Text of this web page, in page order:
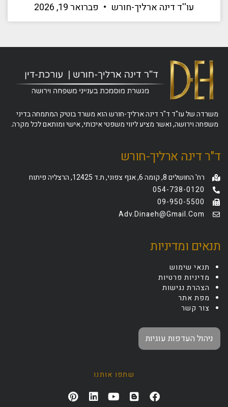
עו''ד דינה ארליך-חורש פברואר 19, 2026
משרדה של עו"ד ד"ר דינה ארליך-חורש הוא משרד בוטיק המתמחה בדיני
משפחה וירושה, ואשר מציע ליווי משפטי איכותי, אישי ומותאם לכל מקרה.
ד"ר דינה ארליך-חורש
רח' החושלים 8, קומה 6, אגף צפוני, ת.ד 12425, הרצליה פיתוח
054-738-0120
09-950-5500
Adv.dinaeh@gmail.com
תנאים ומדיניות
תנאי שימוש
מדיניות פרטיות
הצהרת נגישות
מפת אתר
צור קשר
ניהול העדפות עוגיות
שתפו אותנו